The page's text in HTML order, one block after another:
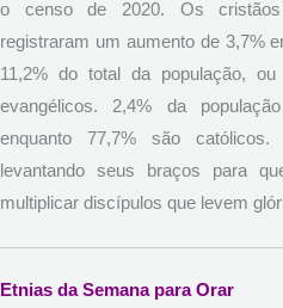
o censo de 2020. Os cristãos
registraram um aumento de 3,7%
11,2% do total da população,
evangélicos. 2,4% da
enquanto 77,7% são
levantando seus braços para
multiplicar discípulos que levem
Etnias da Semana para Orar